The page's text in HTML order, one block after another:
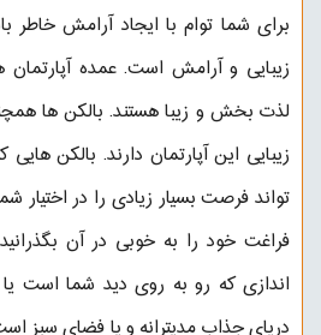
برای شما توام با ایجاد آرامش خاطر
زیبایی و آرامش است. عمده آپارتمان
لذت بخش و زیبا هستند. بالکن ها
زیبایی این آپارتمان دارند. بالکن
تواند فرصت بسیار زیادی را در اختیار
فراغت خود را به خوبی در آن
اندازی که رو به روی دید شما است
دریای جذاب مدیترانه و یا فضای سبز